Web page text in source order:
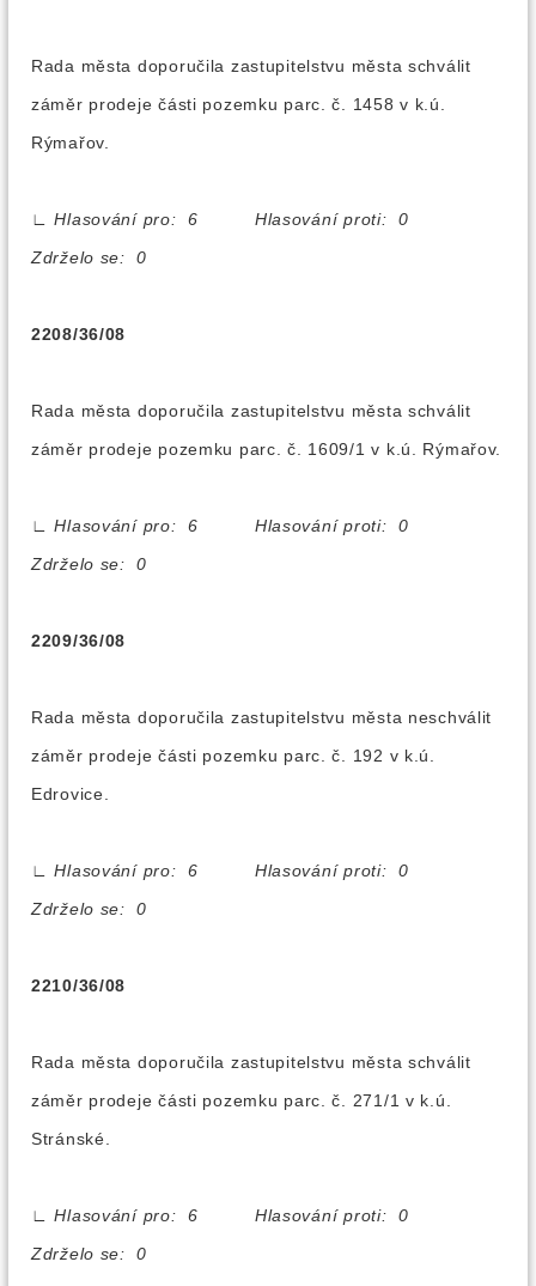
Rada města doporučila zastupitelstvu města schválit
záměr prodeje části pozemku parc. č. 1458 v k.ú.
Rýmařov.
∟
Hlasování pro: 6 Hlasování proti: 0
Zdrželo se: 0
2208/36/08
Rada města doporučila zastupitelstvu města schválit
záměr prodeje pozemku parc. č. 1609/1 v k.ú. Rýmařov.
∟
Hlasování pro: 6 Hlasování proti: 0
Zdrželo se: 0
2209/36/08
Rada města doporučila zastupitelstvu města neschválit
záměr prodeje části pozemku parc. č. 192 v k.ú.
Edrovice.
∟
Hlasování pro: 6 Hlasování proti: 0
Zdrželo se: 0
2210/36/08
Rada města doporučila zastupitelstvu města schválit
záměr prodeje části pozemku parc. č. 271/1 v k.ú.
Stránské.
∟
Hlasování pro: 6 Hlasování proti: 0
Zdrželo se: 0